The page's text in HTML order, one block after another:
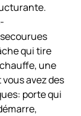
qui tire
une
avez des
porte qui